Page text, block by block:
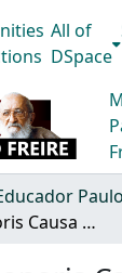
All of
DSpace
Diploma Honoris Causa da Universidade Federal de Santa Maria